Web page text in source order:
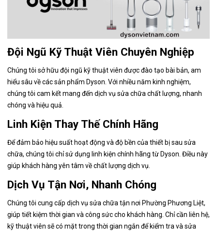
Đội Ngũ Kỹ Thuật Viên Chuyên Nghiệp
Chúng tôi sở hữu đội ngũ kỹ thuật viên được đào tạo bài bản, am
hiểu sâu về các sản phẩm Dyson. Với nhiều năm kinh nghiệm,
chúng tôi cam kết mang đến dịch vụ sửa chữa chất lượng, nhanh
chóng và hiệu quả.
Linh Kiện Thay Thế Chính Hãng
Để đảm bảo hiệu suất hoạt động và độ bền của thiết bị sau sửa
chữa, chúng tôi chỉ sử dụng linh kiện chính hãng từ Dyson. Điều này
giúp khách hàng yên tâm về chất lượng dịch vụ.
Dịch Vụ Tận Nơi, Nhanh Chóng
Chúng tôi cung cấp dịch vụ sửa chữa tận nơi Phường Phương Liệt,
giúp tiết kiệm thời gian và công sức cho khách hàng. Chỉ cần liên hệ,
kỹ thuật viên sẽ có mặt trong thời gian ngắn để kiểm tra và sửa